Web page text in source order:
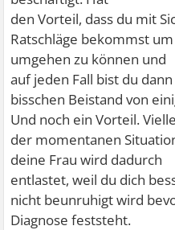
den Vorteil, dass du mit
Ratschläge bekommst
umgehen zu können und
auf jeden Fall bist du
bisschen Beistand von
Und noch ein Vorteil.
der momentanen
deine Frau wird dadurch
entlastet, weil du dich
nicht beunruhigt wird
Diagnose feststeht.